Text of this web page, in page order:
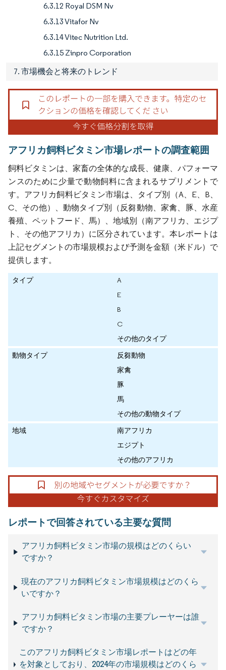
6.3.12 Royal DSM Nv
6.3.13 Vitafor Nv
6.3.14 Vitec Nutrition Ltd.
6.3.15 Zinpro Corporation
7. 市場機会と将来のトレンド
アフリカ飼料ビタミン市場レポートの調査範囲
飼料ビタミンは、家畜の全体的な成長、健康、パフォーマ
ンスのために少量で動物飼料に含まれるサプリメントで
す。アフリカ飼料ビタミン市場は、タイプ別（A、E、B、
C、その他）、動物タイプ別（反芻動物、家禽、豚、水産
養殖、ペットフード、馬）、地域別（南アフリカ、エジプ
ト、その他アフリカ）に区分されています。本レポートは
上記セグメントの市場規模および予測を金額（米ドル）で
提供します。
タイプ
A
E
B
C
その他のタイプ
動物タイプ
反芻動物
家禽
豚
馬
その他の動物タイプ
地域
南アフリカ
エジプト
その他のアフリカ
レポートで回答されている主要な質問
アフリカ飼料ビタミン市場の規模はどのくらい
ですか？
現在のアフリカ飼料ビタミン市場規模はどのくら
いですか？
アフリカ飼料ビタミン市場の主要プレーヤーは誰
ですか？
このアフリカ飼料ビタミン市場レポートはどの年
を対象としており、2024年の市場規模はどのくら